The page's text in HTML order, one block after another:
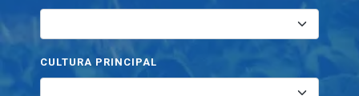
CULTURA PRINCIPAL